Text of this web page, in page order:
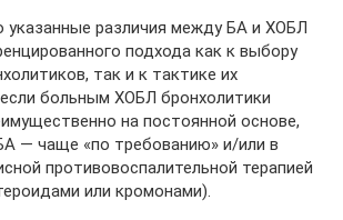
указанные различия между БА и ХОБЛ
подхода как к выбору
так и к тактике их
если больным ХОБЛ бронхолитики
на постоянной основе,
— чаще «по требованию» и/или в
противовоспалительной терапией
или кромонами).